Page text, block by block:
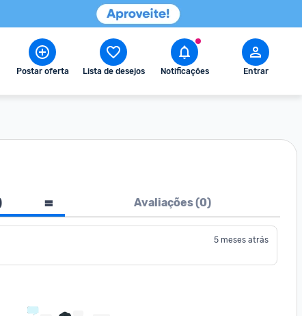
Postar oferta Lista de desejos Notificações Entrar
Avaliações (0)
5 meses atrás